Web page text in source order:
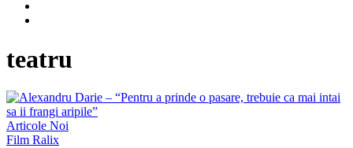
teatru
Articole Noi
Film Ralix